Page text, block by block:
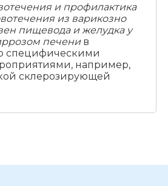
и профилактика
из варикозно
пищевода и желудка у
печенив
специфическими
например,
склерозирующей